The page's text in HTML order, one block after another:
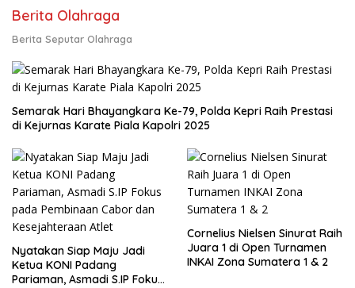
Berita Olahraga
Berita Seputar Olahraga
Semarak Hari Bhayangkara Ke-79, Polda Kepri Raih Prestasi
di Kejurnas Karate Piala Kapolri 2025
Nyatakan Siap Maju Jadi
Ketua KONI Padang
Pariaman, Asmadi S.IP Fokus
Cornelius Nielsen Sinurat Raih
Juara 1 di Open Turnamen
INKAI Zona Sumatera 1 & 2